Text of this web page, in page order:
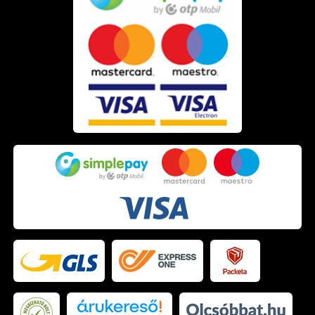
alakítsd ki azt a rutint, amely valóban illik az életstílusodhoz
és a hajtípusodhoz!